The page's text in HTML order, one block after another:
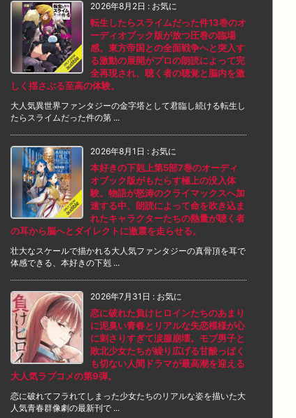
2026年8月2日 : お気に
転生したらスライムだった件13巻のオ
ーディオブック版が放つ圧巻の臨場
感。東方帝国との全面戦争へと突入す
る激動の展開がプロの朗読によって完
全再現され、聴く者の聴覚と脳内を激
しく揺さぶる至高の体験。
大人気異世界ファンタジーの金字塔として君臨し続ける転生し
たらスライムだった件の第 ...
2026年8月1日 : お気に
本好きの下剋上第5部7巻のオーディ
オブック版がもたらす極上の没入体
験。物語が怒涛のクライマックスへ加
速する中、朗読によって命を吹き込ま
れたキャラクターたちの熱量が聴く者
の耳から脳へとダイレクトに激震を走らせる。
壮大なスケールで描かれる大人気ファンタジーの真骨頂を耳で
体感できる、本好きの下剋 ...
2026年7月31日 : お気に
恋に破れた負けヒロインたちのあまり
に泥臭い青春とリアルな失恋模様が心
に刺さりすぎて涙腺崩壊。モブ男子と
敗北少女たちが繰り広げる甘酸っぱく
も切ない人間ドラマが最高潮を迎える
大人気ラブコメの第9弾。
恋に破れてフラれてしまった少女たちのリアルな姿を描いた大
人気青春群像劇の最新刊で ...